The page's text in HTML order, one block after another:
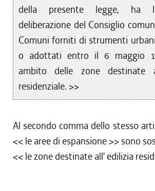
della presente legge, ha
deliberazione del Consiglio
Comuni forniti di strumenti
o adottati entro il 6 maggio
ambito delle zone destinate
residenziale. >>
Al secondo comma dello stesso
<< le aree di espansione >> sono
<< le zone destinate all' edilizia